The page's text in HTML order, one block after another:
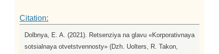
Citation:
Dolbnya, E. A. (2021). Retsenziya na glavu «Korporativnaya
sotsialnaya otvetstvennosty» (Dzh. Uolters, R. Takon,